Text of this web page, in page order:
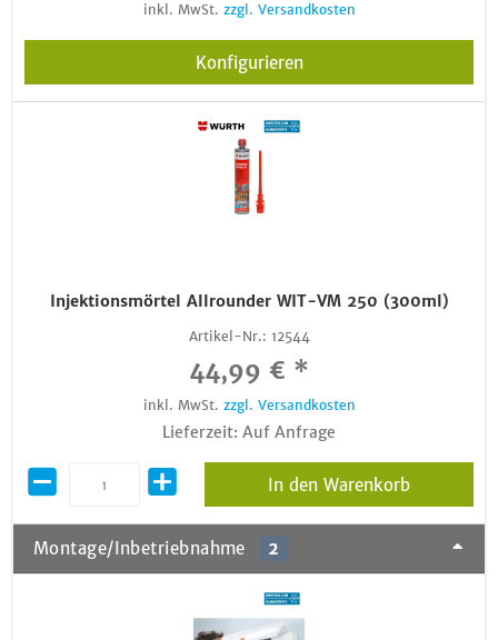
inkl. MwSt. zzgl. Versandkosten
Konfigurieren
Injektionsmörtel Allrounder WIT-VM 250 (300ml)
Artikel-Nr.: 12544
44,99 € *
inkl. MwSt. zzgl. Versandkosten
Lieferzeit: Auf Anfrage
In den Warenkorb
Montage/Inbetriebnahme 2